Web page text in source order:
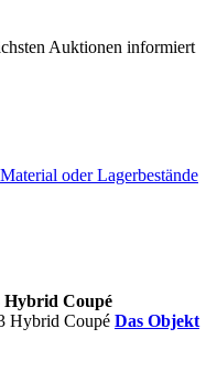
Auktionen informiert
Coupé
Das Objekt